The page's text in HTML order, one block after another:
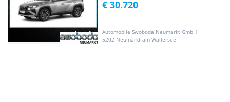
Automobile Swoboda Neumarkt GmbH
5202 Neumarkt am Wallersee
€ 30.720